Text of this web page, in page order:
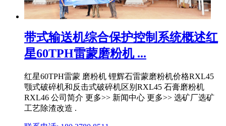
带式输送机综合保护控制系统概述红
星60TPH雷蒙磨粉机 ...
红星60TPH雷蒙 磨粉机 锂辉石雷蒙磨粉机价格RXL45
颚式破碎机和反击式破碎机区别RXL45 石膏磨粉机
RXL46 公司简介 更多>> 新闻中心 更多>> 选矿厂选矿
工艺除渣改造 .